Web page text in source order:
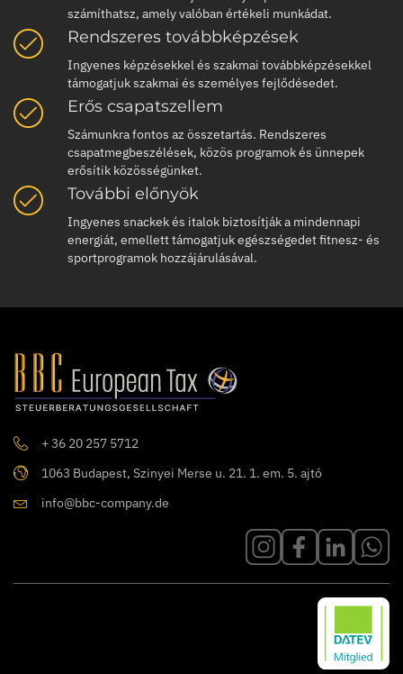
számíthatsz, amely valóban értékeli munkádat.
Rendszeres továbbképzések
Ingyenes képzésekkel és szakmai továbbképzésekkel
támogatjuk szakmai és személyes fejlődésedet.
Erős csapatszellem
Számunkra fontos az összetartás. Rendszeres
csapatmegbeszélések, közös programok és ünnepek
erősítik közösségünket.
További előnyök
Ingyenes snackek és italok biztosítják a mindennapi
energiát, emellett támogatjuk egészségedet fitnesz- és
sportprogramok hozzájárulásával.
+ 36 20 257 5712
1063 Budapest, Szinyei Merse u. 21. 1. em. 5. ajtó
info@bbc-company.de